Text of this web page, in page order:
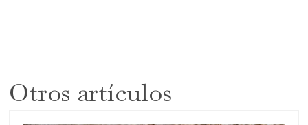
Excursión a la Cueva del Puerto desde
Mula: una aventura bajo tierra